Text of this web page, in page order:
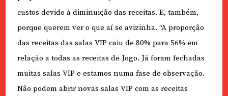
custos devido à diminuição das receitas. E, também,
porque querem ver o que aí se avizinha. “A proporção
das receitas das salas VIP caiu de 80% para 56% em
relação a todas as receitas de Jogo. Já foram fechadas
muitas salas VIP e estamos numa fase de observação.
Não podem abrir novas salas VIP com as receitas